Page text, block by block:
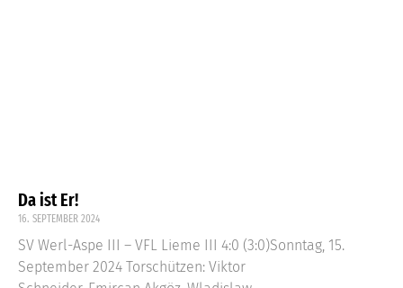
Da ist Er!
16. SEPTEMBER 2024
SV Werl-Aspe III – VFL Lieme III 4:0 (3:0)Sonntag, 15.
September 2024 Torschützen: Viktor